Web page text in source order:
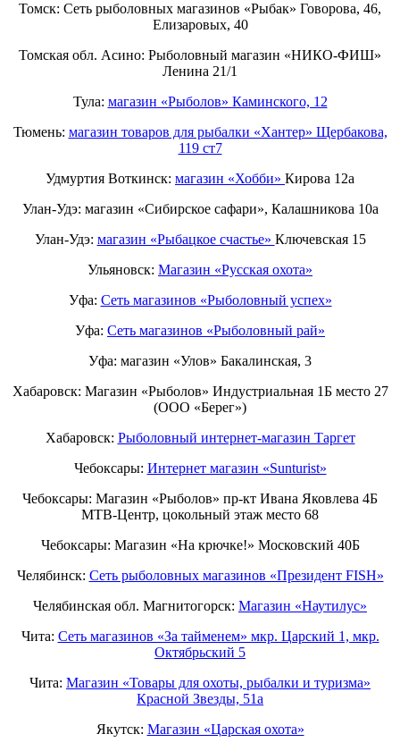
Томск: Сеть рыболовных магазинов «Рыбак» Говорова, 46,
Елизаровых, 40
Томская обл. Асино: Рыболовный магазин «НИКО-ФИШ»
Ленина 21/1
Тула: магазин «Рыболов» Каминского, 12
Тюмень: магазин товаров для рыбалки «Хантер» Щербакова,
119 ст7
Удмуртия Воткинск: магазин «Хобби» Кирова 12а
Улан-Удэ: магазин «Сибирское сафари», Калашникова 10а
Улан-Удэ: магазин «Рыбацкое счастье» Ключевская 15
Ульяновск: Магазин «Русская охота»
Уфа: Сеть магазинов «Рыболовный успех»
Уфа: Сеть магазинов «Рыболовный рай»
Уфа: магазин «Улов» Бакалинская, 3
Хабаровск: Магазин «Рыболов» Индустриальная 1Б место 27
(ООО «Берег»)
Хабаровск: Рыболовный интернет-магазин Таргет
Чебоксары: Интернет магазин «Sunturist»
Чебоксары: Магазин «Рыболов» пр-кт Ивана Яковлева 4Б
МТВ-Центр, цокольный этаж место 68
Чебоксары: Магазин «На крючке!» Московский 40Б
Челябинск: Сеть рыболовных магазинов «Президент FISH»
Челябинская обл. Магнитогорск: Магазин «Наутилус»
Чита: Сеть магазинов «За тайменем» мкр. Царский 1, мкр.
Октябрьский 5
Чита: Магазин «Товары для охоты, рыбалки и туризма»
Красной Звезды, 51а
Якутск: Магазин «Царская охота»